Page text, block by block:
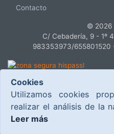
Contacto
© 2026
C/ Cebadería, 9 - 1º
983353973/655801520
Este proyecto ha sido cofinanciado
Comercio, dentro del Plan Nacional
Innovación Tecnológica 2008-
Cookies
Utilizamos cookies
realizar el análisis de la
Leer más